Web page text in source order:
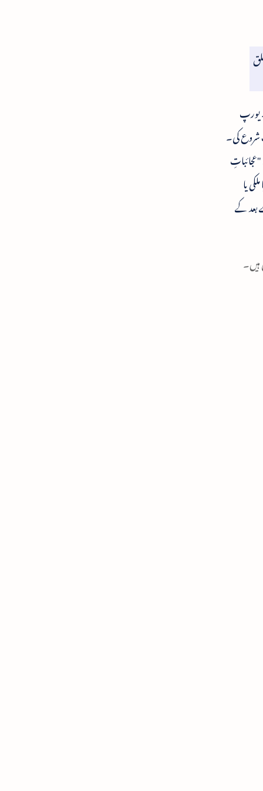
یورپ
میں سب سے قدیم تھے۔ 1828ء سے سیاحت شروع کی۔
نول کشور میں چھپا۔ "عجائباتِ
یا
بعد کے